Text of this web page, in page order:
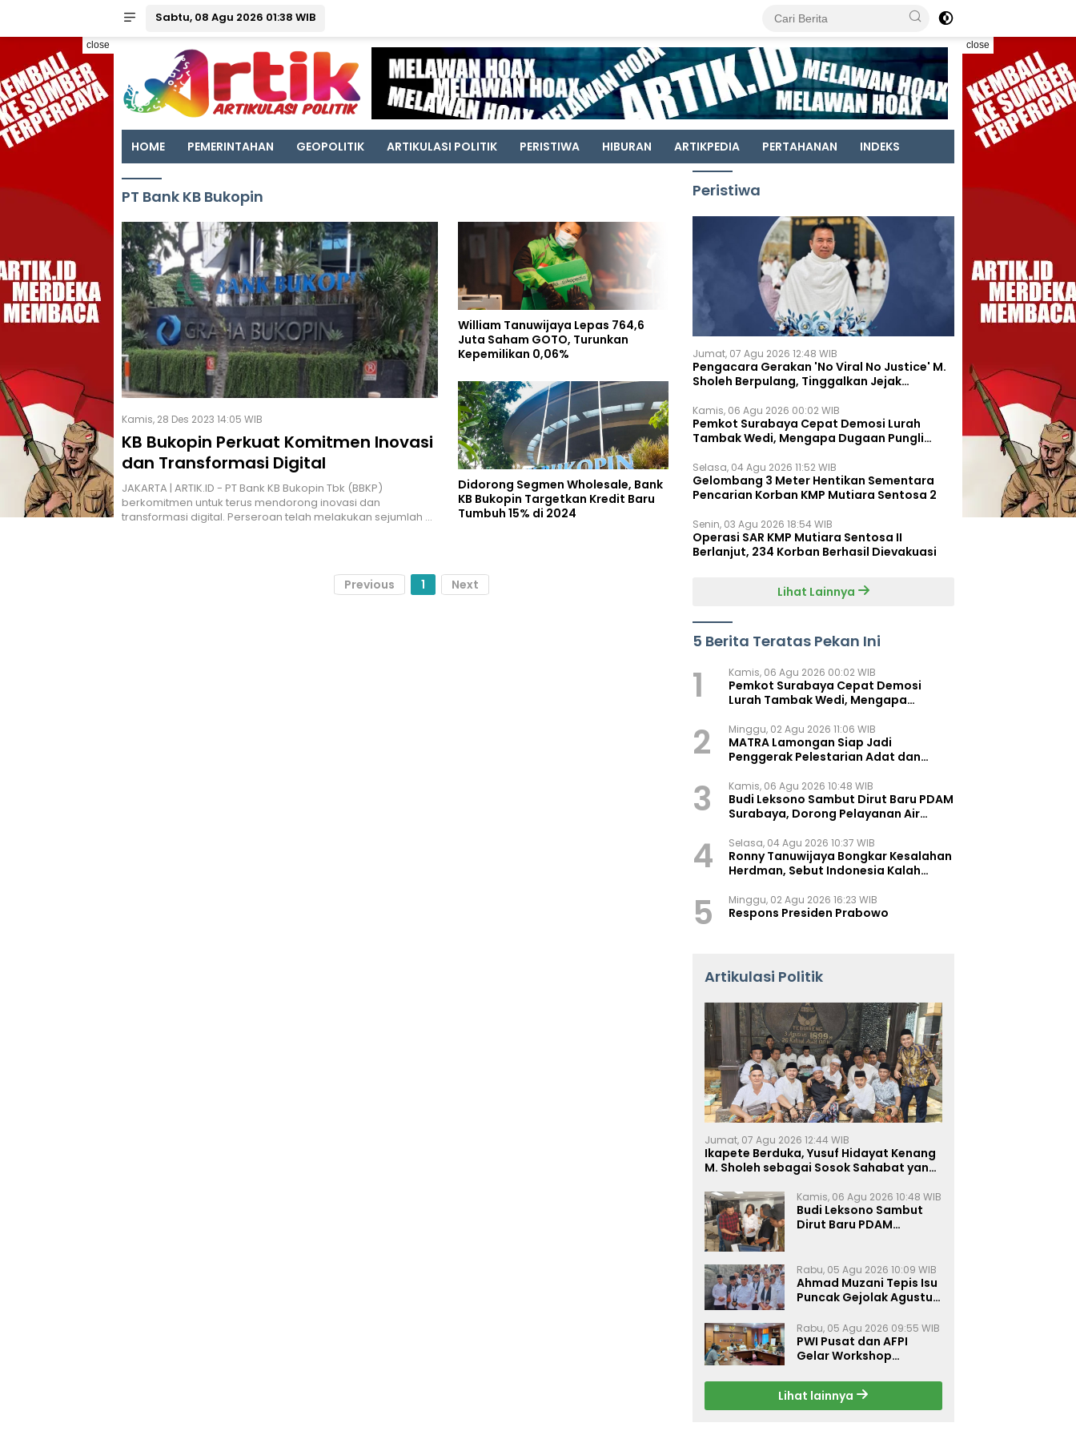
Sabtu, 08 Agu 2026 01:38 WIB
close close
HOME PEMERINTAHAN GEOPOLITIK ARTIKULASI POLITIK PERISTIWA HIBURAN ARTIKPEDIA PERTAHANAN INDEKS
PT Bank KB Bukopin
Kamis, 28 Des 2023 14:05 WIB
KB Bukopin Perkuat Komitmen Inovasi
dan Transformasi Digital
JAKARTA | ARTIK.ID - PT Bank KB Bukopin Tbk (BBKP)
berkomitmen untuk terus mendorong inovasi dan
transformasi digital. Perseroan telah melakukan sejumlah …
William Tanuwijaya Lepas 764,6
Juta Saham GOTO, Turunkan
Kepemilikan 0,06%
Didorong Segmen Wholesale, Bank
KB Bukopin Targetkan Kredit Baru
Tumbuh 15% di 2024
Previous 1 Next
Peristiwa
Jumat, 07 Agu 2026 12:48 WIB
Pengacara Gerakan 'No Viral No Justice' M.
Sholeh Berpulang, Tinggalkan Jejak
Kamis, 06 Agu 2026 00:02 WIB
Pemkot Surabaya Cepat Demosi Lurah
Tambak Wedi, Mengapa Dugaan Pungli
Selasa, 04 Agu 2026 11:52 WIB
Gelombang 3 Meter Hentikan Sementara
Pencarian Korban KMP Mutiara Sentosa 2
Senin, 03 Agu 2026 18:54 WIB
Operasi SAR KMP Mutiara Sentosa II
Berlanjut, 234 Korban Berhasil Dievakuasi
Lihat Lainnya
5 Berita Teratas Pekan Ini
1 Kamis, 06 Agu 2026 00:02 WIB
Pemkot Surabaya Cepat Demosi
Lurah Tambak Wedi, Mengapa
2 Minggu, 02 Agu 2026 11:06 WIB
MATRA Lamongan Siap Jadi
Penggerak Pelestarian Adat dan
3 Kamis, 06 Agu 2026 10:48 WIB
Budi Leksono Sambut Dirut Baru PDAM
Surabaya, Dorong Pelayanan Air
4 Selasa, 04 Agu 2026 10:37 WIB
Ronny Tanuwijaya Bongkar Kesalahan
Herdman, Sebut Indonesia Kalah
5 Minggu, 02 Agu 2026 16:23 WIB
Respons Presiden Prabowo
Artikulasi Politik
Jumat, 07 Agu 2026 12:44 WIB
Ikapete Berduka, Yusuf Hidayat Kenang
M. Sholeh sebagai Sosok Sahabat yang
Kamis, 06 Agu 2026 10:48 WIB
Budi Leksono Sambut
Dirut Baru PDAM
Makin Prima
Rabu, 05 Agu 2026 10:09 WIB
Ahmad Muzani Tepis Isu
Puncak Gejolak Agustus
Perkuat Persatuan
Rabu, 05 Agu 2026 09:55 WIB
PWI Pusat dan AFPI
Gelar Workshop
Inklusi Keuangan, dan
Perlindungan Publik
Lihat lainnya